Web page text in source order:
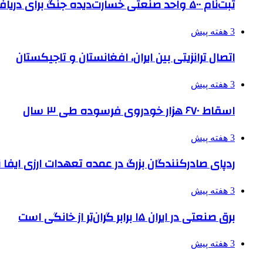
ثبت‌نام ۵۰۰ واحد صنعتی خسارت‌دیده جنگ برای دریافت تسهیلات
3 هفته پیش
اتصال ترانزیتی بین ایران، افغانستان و تاجیکستان
3 هفته پیش
اسقاط ۶۷۰ هزار خودروی فرسوده طی ۳ سال
3 هفته پیش
ردپای صادرکنندگان بزرگ در عمده تعهدات ارزی
3 هفته پیش
برق صنعتی در ایران ۱۵ برابر گران‌تر از خانگی است
3 هفته پیش